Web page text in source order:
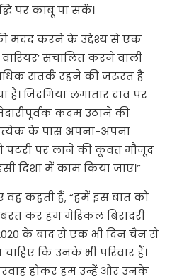
पर काबू पा सकें।
की मदद करने के उद्देश्य से एक
संचालित करने वाली
सतर्क रहने की जरूरत है
जिंदगियां लगातार दांव पर
कदम उठाने की
के पास अपना-अपना
पटरी पर लाने की कूवत मौजूद
दिशा में काम किया जाए।”
कहती हैं, “हमें इस बात को
कर हम मेडिकल बिरादरी
के बाद से एक भी दिन चैन से
कि उनके भी परिवार हैं।
होकर हम उन्हें और उनके